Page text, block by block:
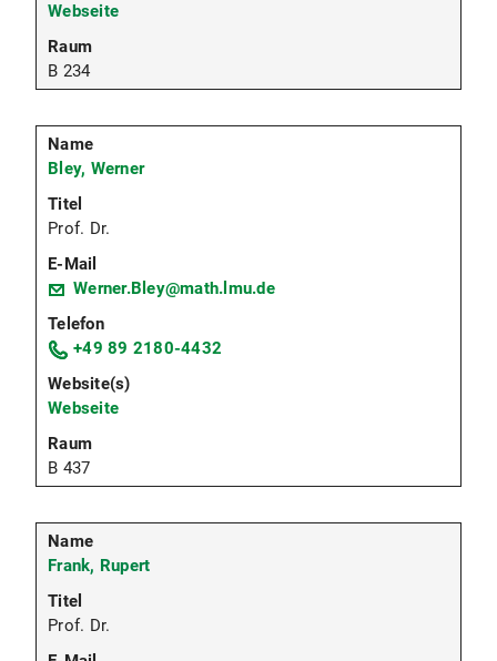
Webseite
B 234
Bley, Werner
Prof. Dr.
Werner.Bley@math.lmu.de
+49 89 2180-4432
Webseite
B 437
Frank, Rupert
Prof. Dr.